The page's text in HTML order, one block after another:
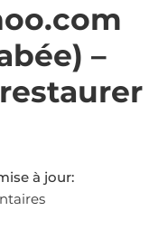
–
à jour: